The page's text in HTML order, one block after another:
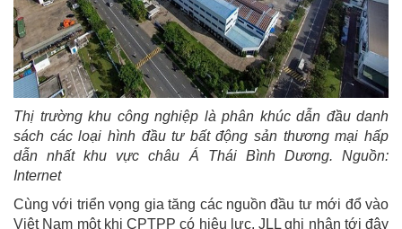
Thị trường khu công nghiệp là phân khúc dẫn đầu danh
sách các loại hình đầu tư bất động sản thương mại hấp
dẫn nhất khu vực châu Á Thái Bình Dương. Nguồn:
Internet
Cùng với triển vọng gia tăng các nguồn đầu tư mới đổ vào
Việt Nam một khi CPTPP có hiệu lực, JLL ghi nhận tới đây